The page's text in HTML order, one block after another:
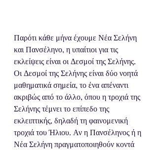
Παρότι κάθε μήνα έχουμε Νέα Σελήνη
και Πανσέληνο, η υπαίτιοι για τις
εκλείψεις είναι οι Δεσμοί της Σελήνης.
Οι Δεσμοί της Σελήνης είναι δύο νοητά
μαθηματικά σημεία, το ένα απέναντι
ακριβώς από το άλλο, όπου η τροχιά της
Σελήνης τέμνει το επίπεδο της
εκλειπτικής, δηλαδή τη φαινομενική
τροχιά του Ήλιου. Αν η Πανσέληνος ή η
Νέα Σελήνη πραγματοποιηθούν κοντά